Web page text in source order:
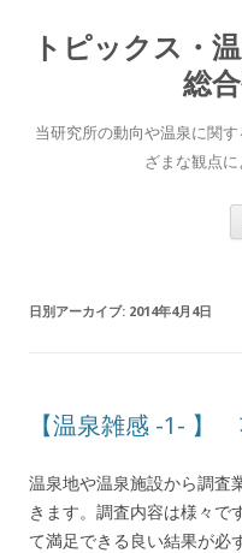
トピックス・
総
当研究所の動向や温泉に関
ざまな観点
日別アーカイブ: 2014年4月4日
【温泉雑感 -1- 】
温泉地や温泉施設から調査
きます。調査内容は様々で
て満足できる良い結果が必